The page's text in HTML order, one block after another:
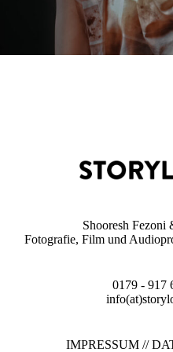
Shooresh Fezoni
Fotografie, Film und
0179 - 917
IMPRESSUM//